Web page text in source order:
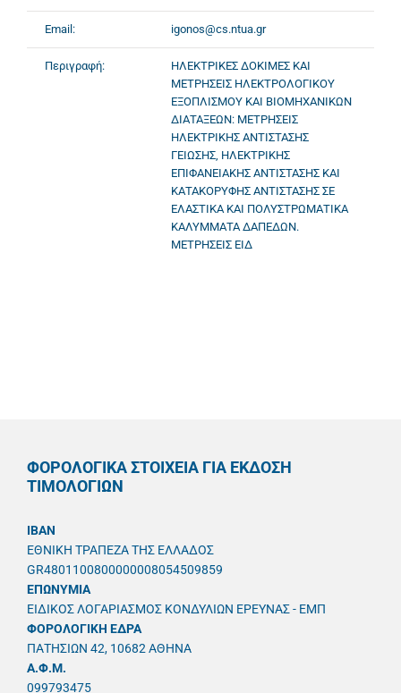
Email: igonos@cs.ntua.gr
Περιγραφή:
HΛΕΚΤΡΙΚΕΣ ΔΟΚΙΜΕΣ ΚΑΙ
ΜΕΤΡΗΣΕΙΣ ΗΛΕΚΤΡΟΛΟΓΙΚΟΥ
ΕΞΟΠΛΙΣΜΟΥ ΚΑΙ ΒΙΟΜΗΧΑΝΙΚΩΝ
ΔΙΑΤΑΞΕΩΝ: ΜΕΤΡΗΣΕΙΣ
ΗΛΕΚΤΡΙΚΗΣ ΑΝΤΙΣΤΑΣΗΣ
ΓΕΙΩΣΗΣ, ΗΛΕΚΤΡΙΚΗΣ
ΕΠΙΦΑΝΕΙΑΚΗΣ ΑΝΤΙΣΤΑΣΗΣ ΚΑΙ
ΚΑΤΑΚΟΡΥΦΗΣ ΑΝΤΙΣΤΑΣΗΣ ΣΕ
ΕΛΑΣΤΙΚΑ ΚΑΙ ΠΟΛΥΣΤΡΩΜΑΤΙΚΑ
ΚΑΛΥΜΜΑΤΑ ΔΑΠΕΔΩΝ.
ΜΕΤΡΗΣΕΙΣ ΕΙΔ
ΦΟΡΟΛΟΓΙΚΑ ΣΤΟΙΧΕΙΑ ΓΙΑ ΕΚΔΟΣΗ
ΤΙΜΟΛΟΓΙΩΝ
IBAN
ΕΘΝΙΚΗ ΤΡΑΠΕΖΑ ΤΗΣ ΕΛΛΑΔΟΣ
GR4801100800000008054509859
ΕΠΩΝΥΜΙΑ
ΕΙΔΙΚΟΣ ΛΟΓΑΡΙΑΣΜΟΣ ΚΟΝΔΥΛΙΩΝ ΕΡΕΥΝΑΣ - ΕΜΠ
ΦΟΡΟΛΟΓΙΚΗ ΕΔΡΑ
ΠΑΤΗΣΙΩΝ 42, 10682 ΑΘΗΝΑ
A.Φ.Μ.
099793475